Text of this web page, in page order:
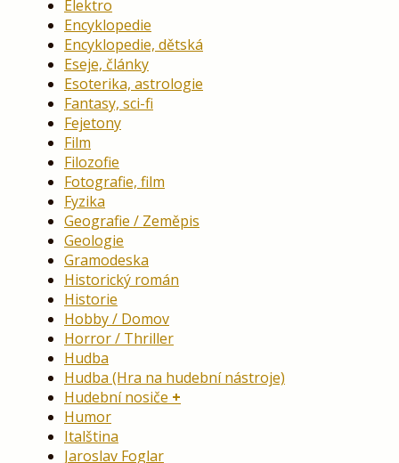
Elektro
Encyklopedie
Encyklopedie, dětská
Eseje, články
Esoterika, astrologie
Fantasy, sci-fi
Fejetony
Film
Filozofie
Fotografie, film
Fyzika
Geografie / Zeměpis
Geologie
Gramodeska
Historický román
Historie
Hobby / Domov
Horror / Thriller
Hudba
Hudba (Hra na hudební nástroje)
Hudební nosiče
Humor
Italština
Jaroslav Foglar